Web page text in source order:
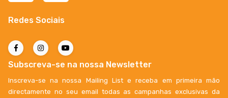
Redes Sociais
Subscreva-se na nossa Newsletter
Inscreva-se na nossa Mailing List e receba em primeira mão
directamente no seu email todas as campanhas exclusivas da